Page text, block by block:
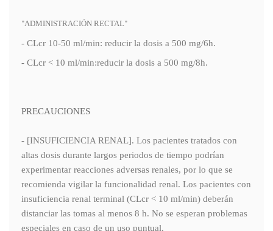
"ADMINISTRACIÓN RECTAL"
- CLcr 10-50 ml/min: reducir la dosis a 500 mg/6h.
- CLcr < 10 ml/min:reducir la dosis a 500 mg/8h.
PRECAUCIONES
- [INSUFICIENCIA RENAL]. Los pacientes tratados con
altas dosis durante largos periodos de tiempo podrían
experimentar reacciones adversas renales, por lo que se
recomienda vigilar la funcionalidad renal. Los pacientes con
insuficiencia renal terminal (CLcr < 10 ml/min) deberán
distanciar las tomas al menos 8 h. No se esperan problemas
especiales en caso de un uso puntual.